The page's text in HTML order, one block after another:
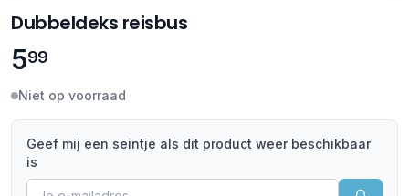
Dubbeldeks reisbus
599
Niet op voorraad
Geef mij een seintje als dit product weer beschikbaar
is